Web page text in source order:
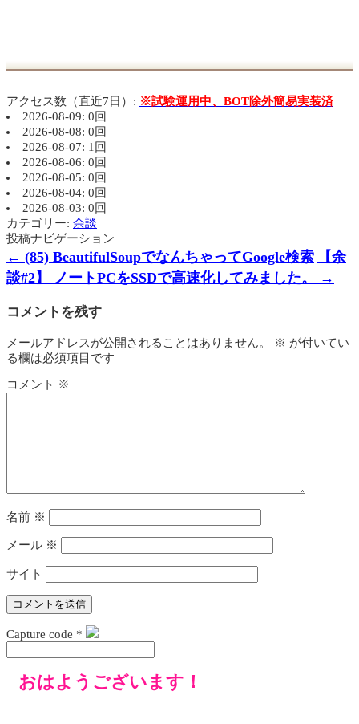
アクセス数（直近7日）: ※試験運用中、BOT除外簡易実装済
2026-08-09: 0回
2026-08-08: 0回
2026-08-07: 1回
2026-08-06: 0回
2026-08-05: 0回
2026-08-04: 0回
2026-08-03: 0回
カテゴリー: 余談
投稿ナビゲーション
← (85) BeautifulSoupでなんちゃってGoogle検索
【余
談#2】 ノートPCをSSDで高速化してみました。
→
コメントを残す
メールアドレスが公開されることはありません。 ※ が付いてい
る欄は必須項目です
コメント ※
名前 ※
メール ※
サイト
Capture code *
おはようございます！